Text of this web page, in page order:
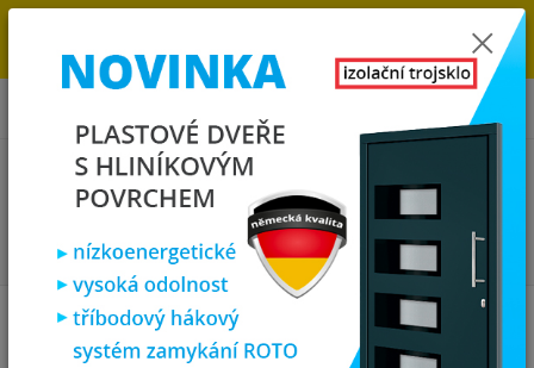
OBJEDNÁVKOU. MÁME 7 000 OKEN A DVEŘÍ SKLADEM U NÁS V
KLATOVECH.
0
0,00 Kč
Plastová okna
plastové okno 100x150 cm, jednokřídlé, zlatý
dub/bílé, PREMIUM 7000